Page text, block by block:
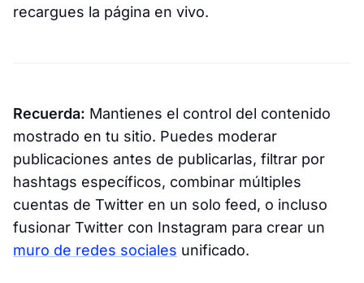
recargues la página en vivo.
Recuerda: Mantienes el control del contenido
mostrado en tu sitio. Puedes moderar
publicaciones antes de publicarlas, filtrar por
hashtags específicos, combinar múltiples
cuentas de Twitter en un solo feed, o incluso
fusionar Twitter con Instagram para crear un
muro de redes sociales unificado.